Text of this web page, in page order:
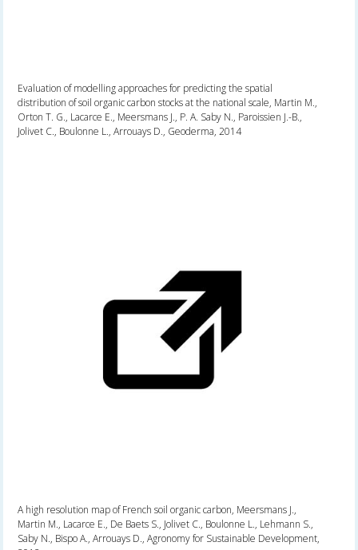
Evaluation of modelling approaches for predicting the spatial
distribution of soil organic carbon stocks at the national scale, Martin M.,
Orton T. G., Lacarce E., Meersmans J., P. A. Saby N., Paroissien J.-B.,
Jolivet C., Boulonne L., Arrouays D., Geoderma, 2014
A high resolution map of French soil organic carbon, Meersmans J.,
Martin M., Lacarce E., De Baets S., Jolivet C., Boulonne L., Lehmann S.,
Saby N., Bispo A., Arrouays D., Agronomy for Sustainable Development,